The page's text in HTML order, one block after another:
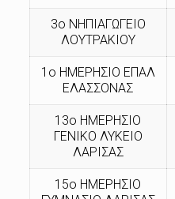
3ο ΝΗΠΙΑΓΩΓΕΙΟ
ΛΟΥΤΡΑΚΙΟΥ
1ο ΗΜΕΡΗΣΙΟ ΕΠΑΛ
ΕΛΑΣΣΟΝΑΣ
13ο ΗΜΕΡΗΣΙΟ
ΓΕΝΙΚΟ ΛΥΚΕΙΟ
ΛΑΡΙΣΑΣ
15ο ΗΜΕΡΗΣΙΟ